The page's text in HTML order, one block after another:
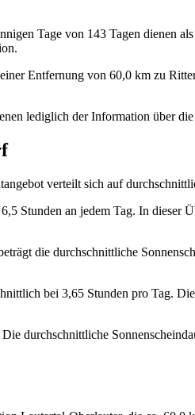
Tage von 143 Tagen dienen
Entfernung von 60,0 km zu
lediglich der Information über
verteilt sich auf
Stunden an jedem Tag. In dieser
die durchschnittliche
bei 3,65 Stunden pro Tag.
durchschnittliche